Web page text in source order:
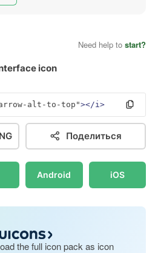
Need help to start?
icon
alt-to-top"></i>
Поделиться
Android iOS
the full icon pack as icon